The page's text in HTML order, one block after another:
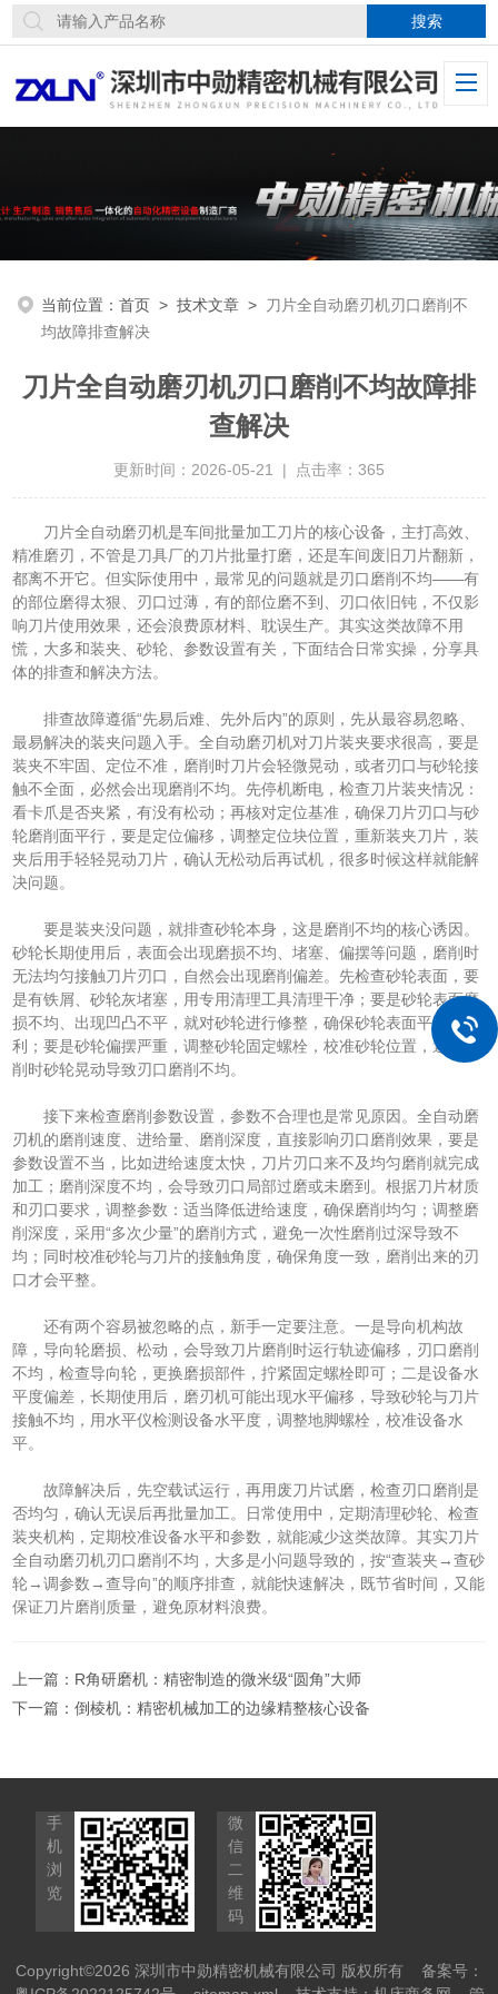
当前位置：首页 >技术文章 > 刀片全自动磨刃机刃口磨削不
均故障排查解决
刀片全自动磨刃机刃口磨削不均故障排
查解决
更新时间：2026-05-21 | 点击率：365
刀片全自动磨刃机是车间批量加工刀片的核心设备，主打高效、
精准磨刃，不管是刀具厂的刀片批量打磨，还是车间废旧刀片翻新，
都离不开它。但实际使用中，最常见的问题就是刃口磨削不均——有
的部位磨得太狠、刃口过薄，有的部位磨不到、刃口依旧钝，不仅影
响刀片使用效果，还会浪费原材料、耽误生产。其实这类故障不用
慌，大多和装夹、砂轮、参数设置有关，下面结合日常实操，分享具
体的排查和解决方法。
排查故障遵循“先易后难、先外后内”的原则，先从最容易忽略、
最易解决的装夹问题入手。全自动磨刃机对刀片装夹要求很高，要是
装夹不牢固、定位不准，磨削时刀片会轻微晃动，或者刃口与砂轮接
触不全面，必然会出现磨削不均。先停机断电，检查刀片装夹情况：
看卡爪是否夹紧，有没有松动；再核对定位基准，确保刀片刃口与砂
轮磨削面平行，要是定位偏移，调整定位块位置，重新装夹刀片，装
夹后用手轻轻晃动刀片，确认无松动后再试机，很多时候这样就能解
决问题。
要是装夹没问题，就排查砂轮本身，这是磨削不均的核心诱因。
砂轮长期使用后，表面会出现磨损不均、堵塞、偏摆等问题，磨削时
无法均匀接触刀片刃口，自然会出现磨削偏差。先检查砂轮表面，要
是有铁屑、砂轮灰堵塞，用专用清理工具清理干净；要是砂轮表面磨
损不均、出现凹凸不平，就对砂轮进行修整，确保砂轮表面平整、锋
利；要是砂轮偏摆严重，调整砂轮固定螺栓，校准砂轮位置，避免磨
削时砂轮晃动导致刃口磨削不均。
接下来检查磨削参数设置，参数不合理也是常见原因。全自动磨
刃机的磨削速度、进给量、磨削深度，直接影响刃口磨削效果，要是
参数设置不当，比如进给速度太快，刀片刃口来不及均匀磨削就完成
加工；磨削深度不均，会导致刃口局部过磨或未磨到。根据刀片材质
和刃口要求，调整参数：适当降低进给速度，确保磨削均匀；调整磨
削深度，采用“多次少量”的磨削方式，避免一次性磨削过深导致不
均；同时校准砂轮与刀片的接触角度，确保角度一致，磨削出来的刃
口才会平整。
还有两个容易被忽略的点，新手一定要注意。一是导向机构故
障，导向轮磨损、松动，会导致刀片磨削时运行轨迹偏移，刃口磨削
不均，检查导向轮，更换磨损部件，拧紧固定螺栓即可；二是设备水
平度偏差，长期使用后，磨刃机可能出现水平偏移，导致砂轮与刀片
接触不均，用水平仪检测设备水平度，调整地脚螺栓，校准设备水
平。
故障解决后，先空载试运行，再用废刀片试磨，检查刃口磨削是
否均匀，确认无误后再批量加工。日常使用中，定期清理砂轮、检查
装夹机构，定期校准设备水平和参数，就能减少这类故障。其实刀片
全自动磨刃机刃口磨削不均，大多是小问题导致的，按“查装夹→查砂
轮→调参数→查导向”的顺序排查，就能快速解决，既节省时间，又能
保证刀片磨削质量，避免原材料浪费。
上一篇： R角研磨机：精密制造的微米级“圆角”大师
下一篇：倒棱机：精密机械加工的边缘精整核心设备
手
机
浏
览
微
信
二
维
码
Copyright©2026 深圳市中勋精密机械有限公司 版权所有 备案号：